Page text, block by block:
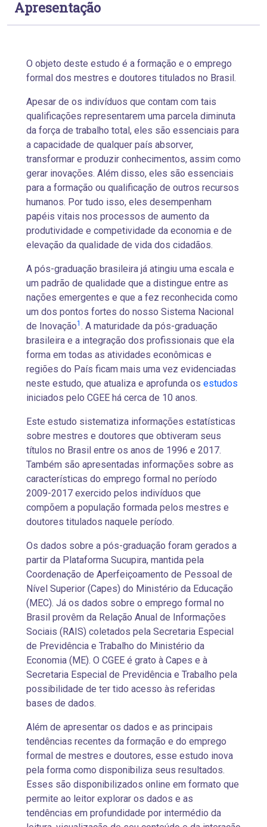
Apresentação
O objeto deste estudo é a formação e o emprego
formal dos mestres e doutores titulados no Brasil.
Apesar de os indivíduos que contam com tais
qualificações representarem uma parcela diminuta
da força de trabalho total, eles são essenciais para
a capacidade de qualquer país absorver,
transformar e produzir conhecimentos, assim como
gerar inovações. Além disso, eles são essenciais
para a formação ou qualificação de outros recursos
humanos. Por tudo isso, eles desempenham
papéis vitais nos processos de aumento da
produtividade e competividade da economia e de
elevação da qualidade de vida dos cidadãos.
A pós-graduação brasileira já atingiu uma escala e
um padrão de qualidade que a distingue entre as
nações emergentes e que a fez reconhecida como
um dos pontos fortes do nosso Sistema Nacional
de Inovação1 . A maturidade da pós-graduação
brasileira e a integração dos profissionais que ela
forma em todas as atividades econômicas e
regiões do País ficam mais uma vez evidenciadas
neste estudo, que atualiza e aprofunda os estudos
iniciados pelo CGEE há cerca de 10 anos.
Este estudo sistematiza informações estatísticas
sobre mestres e doutores que obtiveram seus
títulos no Brasil entre os anos de 1996 e 2017.
Também são apresentadas informações sobre as
características do emprego formal no período
2009-2017 exercido pelos indivíduos que
compõem a população formada pelos mestres e
doutores titulados naquele período.
Os dados sobre a pós-graduação foram gerados a
partir da Plataforma Sucupira, mantida pela
Coordenação de Aperfeiçoamento de Pessoal de
Nível Superior (Capes) do Ministério da Educação
(MEC). Já os dados sobre o emprego formal no
Brasil provêm da Relação Anual de Informações
Sociais (RAIS) coletados pela Secretaria Especial
de Previdência e Trabalho do Ministério da
Economia (ME). O CGEE é grato à Capes e à
Secretaria Especial de Previdência e Trabalho pela
possibilidade de ter tido acesso às referidas
bases de dados.
Além de apresentar os dados e as principais
tendências recentes da formação e do emprego
formal de mestres e doutores, esse estudo inova
pela forma como disponibiliza seus resultados.
Esses são disponibilizados online em formato que
permite ao leitor explorar os dados e as
tendências em profundidade por intermédio da